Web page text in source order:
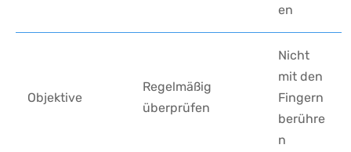
en
Objektive
Regelmäßig
überprüfen
Nicht
mit den
Fingern
berühre
n